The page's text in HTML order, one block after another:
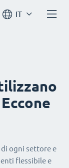
IT
di ogni settore e
flessibile e